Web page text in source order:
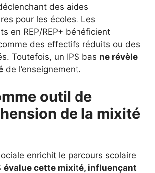
des aides
pour les écoles. Les
en REP/REP+ bénéficient
des effectifs réduits ou des
Toutefois, un IPS bas ne révèle
de l’enseignement.
outil de
de la mixité
enrichit le parcours scolaire
évalue cette mixité, influençant